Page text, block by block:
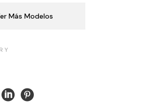
Más Modelos